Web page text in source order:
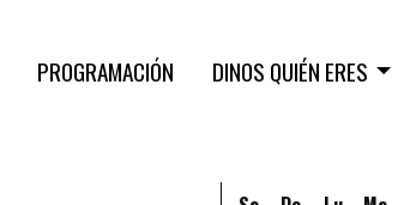
PROGRAMACIÓN DINOS QUIÉN ERES